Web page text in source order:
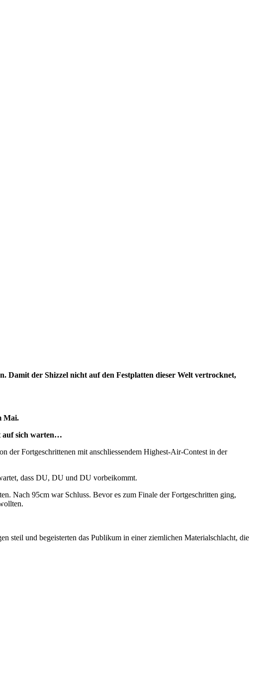
Damit der Shizzel nicht auf den Festplatten dieser Welt vertrocknet,
Mai.
auf sich warten…
der Fortgeschrittenen mit anschliessendem Highest-Air-Contest in der
dass DU, DU und DU vorbeikommt.
Nach 95cm war Schluss. Bevor es zum Finale der Fortgeschritten ging,
steil und begeisterten das Publikum in einer ziemlichen Materialschlacht, die